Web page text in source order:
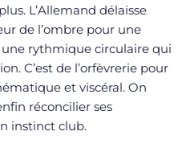
L’Allemand délaisse
de l’ombre pour une
une rythmique circulaire qui
C’est de l’orfèvrerie pour
et viscéral. On
réconcilier ses
instinct club.